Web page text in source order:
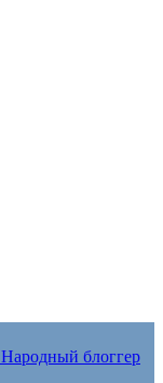
Народный блоггер